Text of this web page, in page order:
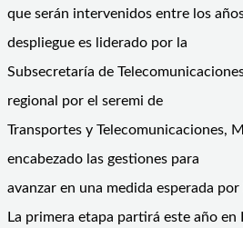
que serán intervenidos entre los
despliegue es liderado por la
Subsecretaría de
regional por el seremi de
Transportes y Telecomunicaciones,
encabezado las gestiones para
avanzar en una medida esperada
La primera etapa partirá este año en